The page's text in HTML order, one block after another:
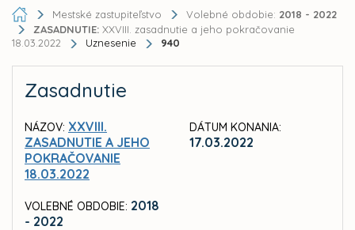
Mestské zastupiteľstvo Volebné obdobie: 2018 - 2022
ZASADNUTIE: XXVIII. zasadnutie a jeho pokračovanie
18.03.2022
Uznesenie 940
Zasadnutie
NÁZOV: XXVIII.
ZASADNUTIE A JEHO
POKRAČOVANIE
18.03.2022
VOLEBNÉ OBDOBIE: 2018
- 2022
DÁTUM KONANIA:
17.03.2022